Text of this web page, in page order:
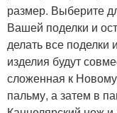
размер. Выберите
Вашей поделки и
делать все поделки
изделия будут
сложенная к
пальму, а затем в